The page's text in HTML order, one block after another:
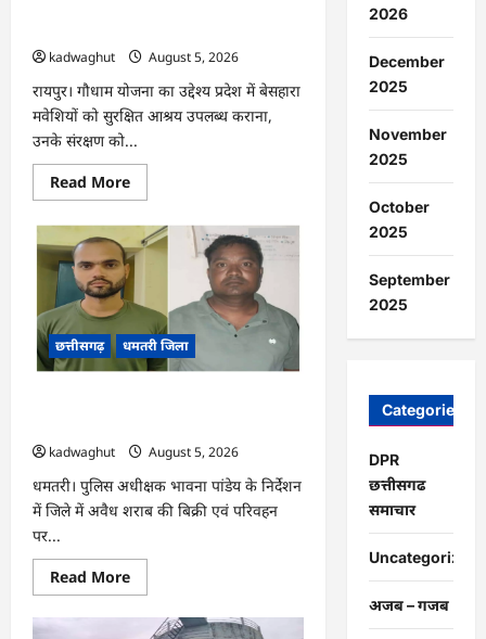
kadwaghut
August 5, 2026
रायपुर। गौधाम योजना का उद्देश्य प्रदेश में बेसहारा
मवेशियों को सुरक्षित आश्रय उपलब्ध कराना,
उनके संरक्षण को...
Read MoreRead
more
CG
प्रदेश
में
गौधामों
होगी
स्थापना
…
छत्तीसगढ़ धमतरी जिला
kadwaghut
August 5, 2026
धमतरी। पुलिस अधीक्षक भावना पांडेय के निर्देशन
में जिले में अवैध शराब की बिक्री एवं परिवहन
पर...
Read MoreRead
more
CG
2026
December
2025
November
2025
October
2025
September
2025
Categories
DPR
छत्तीसगढ
समाचार
Uncategorized
अजब – गजब